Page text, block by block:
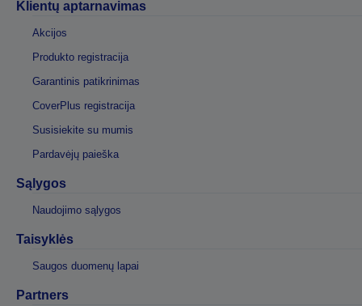
Klientų aptarnavimas
Akcijos
Produkto registracija
Garantinis patikrinimas
CoverPlus registracija
Susisiekite su mumis
Pardavėjų paieška
Sąlygos
Naudojimo sąlygos
Taisyklės
Saugos duomenų lapai
Partners